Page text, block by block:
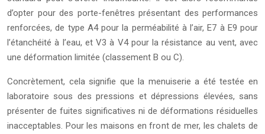
d’opter pour des porte-fenêtres présentant des performances
renforcées, de type A4 pour la perméabilité à l’air, E7 à E9 pour
l’étanchéité à l’eau, et V3 à V4 pour la résistance au vent, avec
une déformation limitée (classement B ou C).
Concrètement, cela signifie que la menuiserie a été testée en
laboratoire sous des pressions et dépressions élevées, sans
présenter de fuites significatives ni de déformations résiduelles
inacceptables. Pour les maisons en front de mer, les chalets de